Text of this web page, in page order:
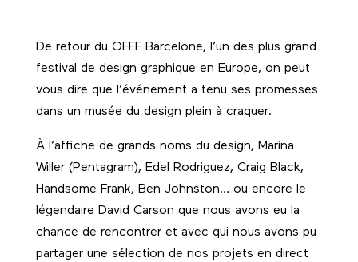
De retour du OFFF Barcelone, l’un des plus grand
festival de design graphique en Europe, on peut
vous dire que l’événement a tenu ses promesses
dans un musée du design plein à craquer.
À l’affiche de grands noms du design, Marina
Willer (Pentagram), Edel Rodriguez, Craig Black,
Handsome Frank, Ben Johnston… ou encore le
légendaire David Carson que nous avons eu la
chance de rencontrer et avec qui nous avons pu
partager une sélection de nos projets en direct